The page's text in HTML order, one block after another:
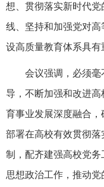
想、贯彻落实新时代
线、坚持和加强党对
设高质量教育体系具有
会议强调，必须
导，不断加强和改进
育事业发展深度融合
部署在高校有效贯彻
制，配齐建强高校党
思想政治工作，推动